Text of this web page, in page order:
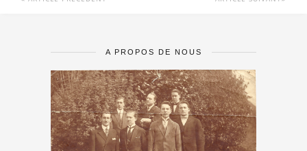
A PROPOS DE NOUS